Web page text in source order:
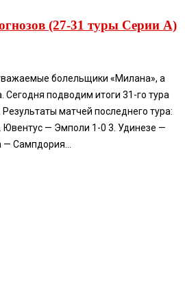
(27-31 туры Серии А)
болельщики «Милана», а
Сегодня подводим итоги 31-го тура
матчей последнего тура:
Ювентус — Эмполи 1-0 3. Удинезе —
— Сампдория...